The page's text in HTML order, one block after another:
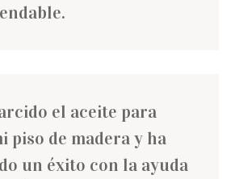
el aceite para
piso de madera y ha
un éxito con la ayuda